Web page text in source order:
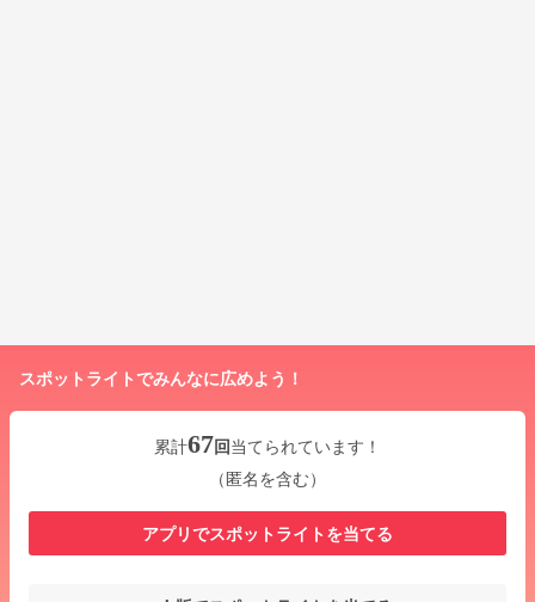
スポットライトでみんなに広めよう！
累計67回当てられています！
（匿名を含む）
アプリでスポットライトを当てる